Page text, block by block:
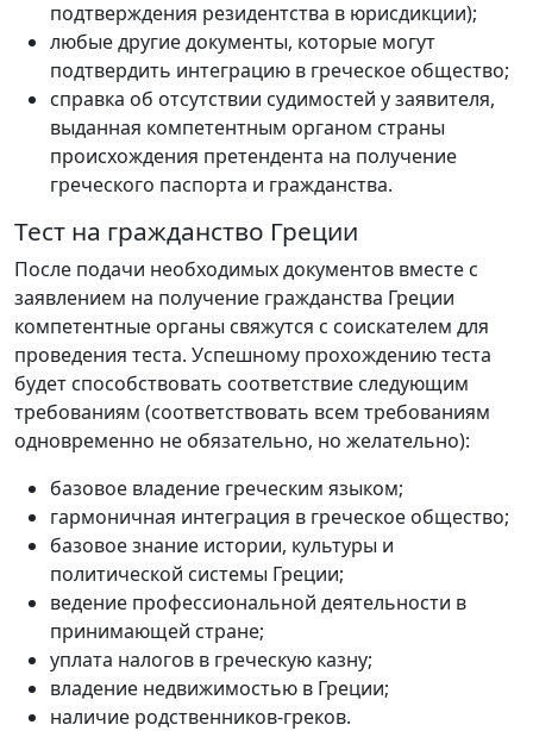
подтверждения резидентства в юрисдикции);
любые другие документы, которые могут
подтвердить интеграцию в греческое общество;
справка об отсутствии судимостей у заявителя,
выданная компетентным органом страны
происхождения претендента на получение
греческого паспорта и гражданства.
Тест на гражданство Греции
После подачи необходимых документов вместе с
заявлением на получение гражданства Греции
компетентные органы свяжутся с соискателем для
проведения теста. Успешному прохождению теста
будет способствовать соответствие следующим
требованиям (соответствовать всем требованиям
одновременно не обязательно, но желательно):
базовое владение греческим языком;
гармоничная интеграция в греческое общество;
базовое знание истории, культуры и
политической системы Греции;
ведение профессиональной деятельности в
принимающей стране;
уплата налогов в греческую казну;
владение недвижимостью в Греции;
наличие родственников-греков.